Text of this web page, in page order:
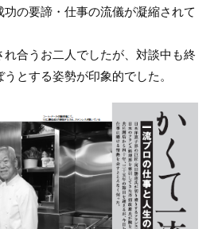
の要諦・仕事の流儀が凝縮されて
合うお二人でしたが、対談中も終
とする姿勢が印象的でした。